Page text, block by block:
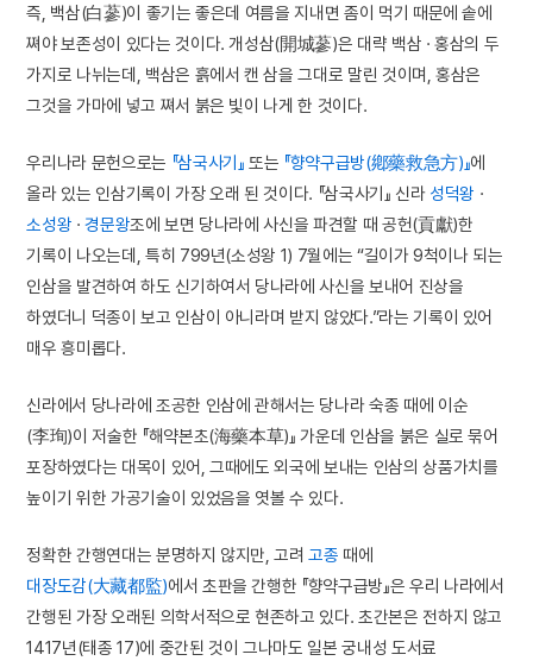
즉, 백삼(白蔘)이 좋기는 좋은데 여름을 지내면 좀이 먹기 때문에 솥에
쪄야 보존성이 있다는 것이다. 개성삼(開城蔘)은 대략 백삼 · 홍삼의 두
가지로 나뉘는데, 백삼은 흙에서 캔 삼을 그대로 말린 것이며, 홍삼은
그것을 가마에 넣고 쪄서 붉은 빛이 나게 한 것이다.
우리나라 문헌으로는 『삼국사기』 또는 『향약구급방(鄕藥救急方)』에
올라 있는 인삼기록이 가장 오래 된 것이다. 『삼국사기』 신라 성덕왕 ·
소성왕 ·경문왕조에 보면 당나라에 사신을 파견할 때 공헌(貢獻)한
기록이 나오는데, 특히 799년(소성왕 1) 7월에는 “길이가 9척이나 되는
인삼을 발견하여 하도 신기하여서 당나라에 사신을 보내어 진상을
하였더니 덕종이 보고 인삼이 아니라며 받지 않았다.”라는 기록이 있어
매우 흥미롭다.
신라에서 당나라에 조공한 인삼에 관해서는 당나라 숙종 때에 이순
(李珣)이 저술한 『해약본초(海藥本草)』 가운데 인삼을 붉은 실로 묶어
포장하였다는 대목이 있어, 그때에도 외국에 보내는 인삼의 상품가치를
높이기 위한 가공기술이 있었음을 엿볼 수 있다.
정확한 간행연대는 분명하지 않지만, 고려고종 때에
대장도감(大藏都監)에서 초판을 간행한 『향약구급방』은 우리 나라에서
간행된 가장 오래된 의학서적으로 현존하고 있다. 초간본은 전하지 않고
1417년(태종 17)에 중간된 것이 그나마도 일본 궁내성 도서료